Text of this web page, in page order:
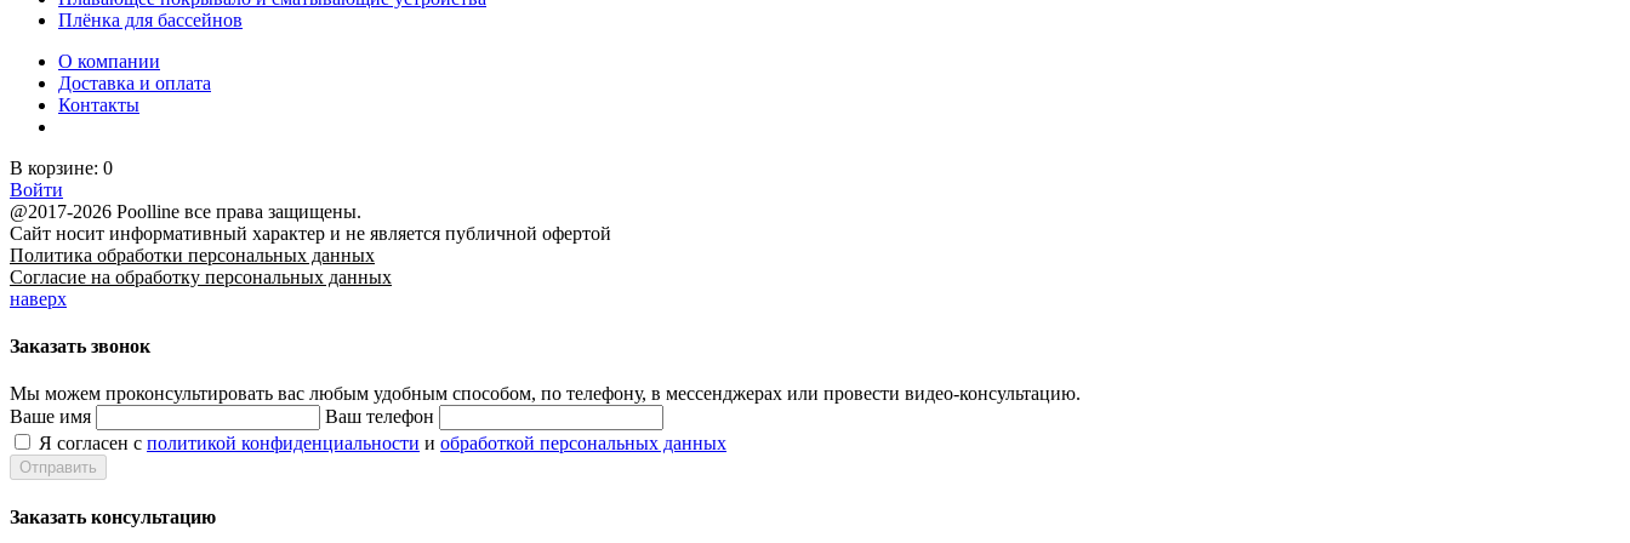
Плёнка для бассейнов
О компании
Доставка и оплата
Контакты
В корзине: 0
Войти
@2017-2026 Poolline все права защищены.
Сайт носит информативный характер и не является публичной офертой
Политика обработки персональных данных
Согласие на обработку персональных данных
наверх
Заказать звонок
Мы можем проконсультировать вас любым удобным способом, по телефону, в мессенджерах или провести видео-консультацию.
Ваше имя
Ваш телефон
Я согласен с политикой конфиденциальности и обработкой персональных данных
Заказать консультацию